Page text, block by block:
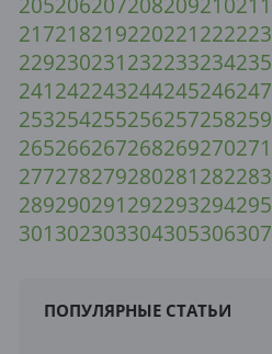
217218219220221222223
229230231232233234235
241242243244245246247
253254255256257258259
265266267268269270271
277278279280281282283
289290291292293294295
301302303304305306307
ПОПУЛЯРНЫЕ СТАТЬИ